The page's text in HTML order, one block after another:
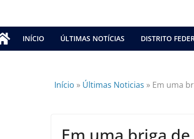
INÍCIO ÚLTIMAS NOTÍCIAS DISTRITO
Início » Últimas Noticias » Em uma